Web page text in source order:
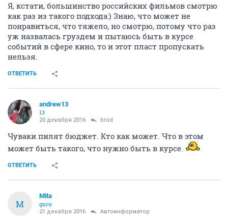
Я, кстати, большинство российских фильмов смотрю
как раз из такого подхода:) Знаю, что может не
понравиться, что тяжело, но смотрю, потому что раз
уж назвалась груздем и пытаюсь быть в курсе
событий в сфере кино, то и этот пласт пропускать
нельзя.
ОТВЕТИТЬ
andrew13
13
20 декабря 2016 brod
Чуваки пилят бюджет. Кто как может. Что в этом
может быть такого, что нужно быть в курсе.
ОТВЕТИТЬ
M
Mita
guru
21 декабря 2016 Автоинформатор